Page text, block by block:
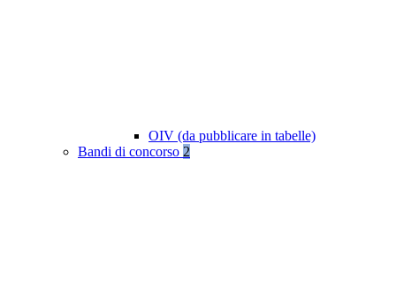
OIV (da pubblicare in tabelle)
Bandi di concorso 2